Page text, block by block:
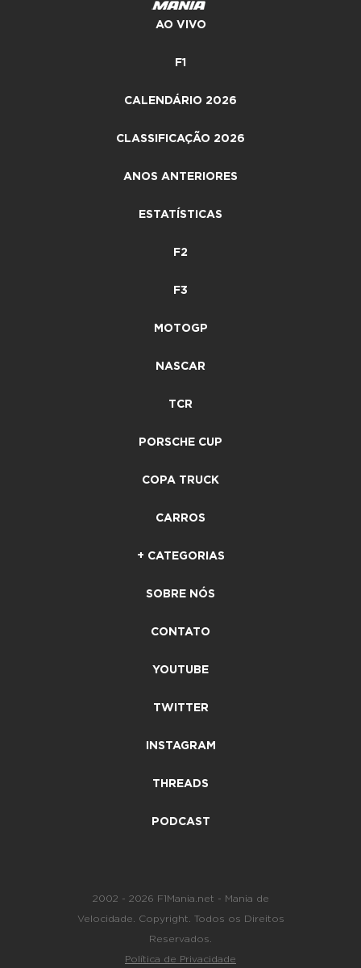
AO VIVO
F1
CALENDÁRIO 2026
CLASSIFICAÇÃO 2026
ANOS ANTERIORES
ESTATÍSTICAS
F2
F3
MOTOGP
NASCAR
TCR
PORSCHE CUP
COPA TRUCK
CARROS
+ CATEGORIAS
SOBRE NÓS
CONTATO
YOUTUBE
TWITTER
INSTAGRAM
THREADS
PODCAST
2002 - 2026 F1Mania.net - Mania de
Velocidade. Copyright. Todos os Direitos
Reservados.
Política de Privacidade